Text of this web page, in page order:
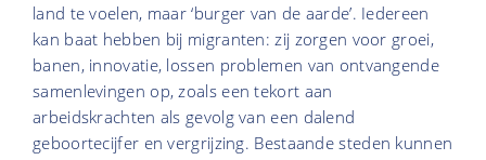
land te voelen, maar ‘burger van de aarde’. Iedereen
kan baat hebben bij migranten: zij zorgen voor groei,
banen, innovatie, lossen problemen van ontvangende
samenlevingen op, zoals een tekort aan
arbeidskrachten als gevolg van een dalend
geboortecijfer en vergrijzing. Bestaande steden kunnen